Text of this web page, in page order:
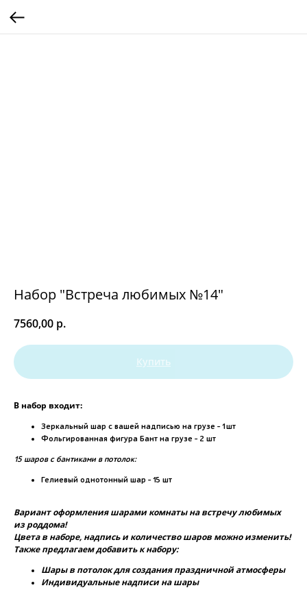
Набор "Встреча любимых №14"
7560,00 р.
Купить
В набор входит:
Зеркальный шар с вашей надписью на грузе - 1шт
Фольгированная фигура Бант на грузе - 2 шт
15 шаров с бантиками в потолок:
Гелиевый однотонный шар - 15 шт
Вариант оформления шарами комнаты на встречу любимых
из роддома!
Цвета в наборе, надпись и количество шаров можно изменить!
Также предлагаем добавить к набору:
Шары в потолок для создания праздничной атмосферы
Индивидуальные надписи на шары